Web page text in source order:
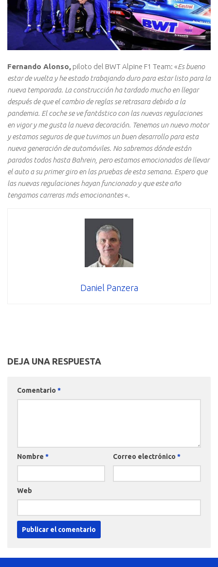
Fernando Alonso, piloto del BWT Alpine F1 Team: «Es bueno
estar de vuelta y he estado trabajando duro para estar listo para la
nueva temporada. La construcción ha tardado mucho en llegar
después de que el cambio de reglas se retrasara debido a la
pandemia. El coche se ve fantástico con las nuevas regulaciones
en vigor y me gusta la nueva decoración. Tenemos un nuevo motor
y estamos seguros de que tuvimos un buen desarrollo para esta
nueva generación de automóviles. No sabremos dónde están
parados todos hasta Bahrein, pero estamos emocionados de llevar
el auto a su primer giro en las pruebas de esta semana. Espero que
las nuevas regulaciones hayan funcionado y que este año
tengamos carreras más emocionantes«.
Daniel Panzera
DEJA UNA RESPUESTA
Comentario *
Nombre * Correo electrónico *
Web